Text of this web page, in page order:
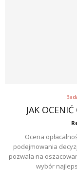
JAK
Ocena
podejmowania
pozwala na
wybór